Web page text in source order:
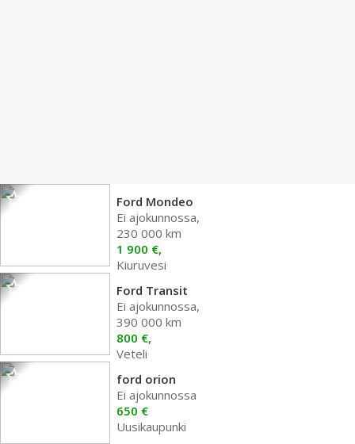
Ford Mondeo
Ei ajokunnossa,
230 000 km
1 900 €,
Kiuruvesi
Ford Transit
Ei ajokunnossa,
390 000 km
800 €,
Veteli
ford orion
Ei ajokunnossa
650 €
Uusikaupunki